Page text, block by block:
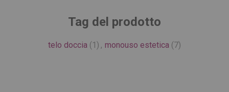
Tag del prodotto
telo doccia (1) , monouso estetica (7)